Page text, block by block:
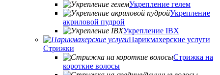
Укрепление гелем
Укрепление
акриловой пудрой
Укрепление IBX
Парикмахерские услуги
Стрижки
Стрижка на
короткие волосы